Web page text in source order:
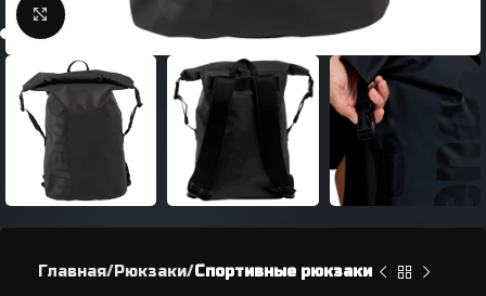
Нажмите, чтобы увеличить
Главная Рюкзаки Спортивные рюкзаки